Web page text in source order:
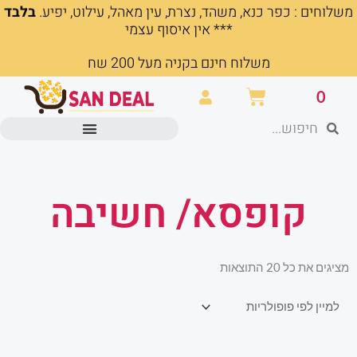
דילוג
משלוחים : כפר כנא, משהד, נצרת, עין מאהל, עילוט, יפיע.בלבד
*** אין איסוף עצמי
משלוח חינם בקניה מעל 200 שח
0 עגלת
קניות חיפושחיפוש
קופסא/ חשיבה
מציגים את כל ⁦20⁩ התוצאות
ממוין
פופולריות